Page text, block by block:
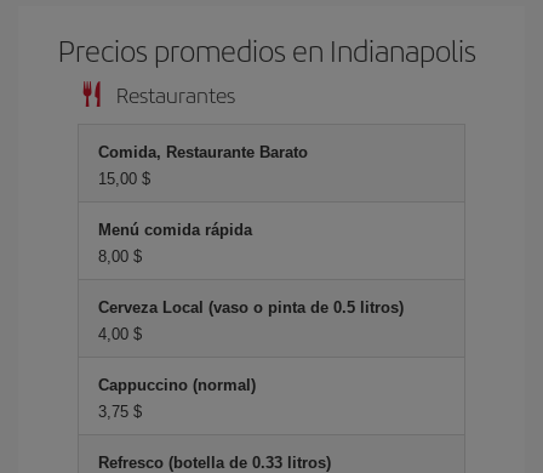
Precios promedios en Indianapolis
Restaurantes
Comida, Restaurante Barato
15,00 $
Menú comida rápida
8,00 $
Cerveza Local (vaso o pinta de 0.5 litros)
4,00 $
Cappuccino (normal)
3,75 $
Refresco (botella de 0.33 litros)